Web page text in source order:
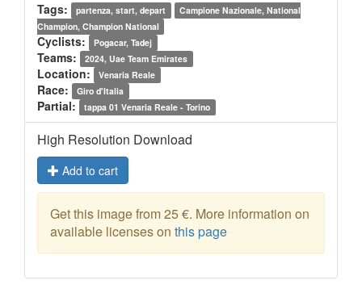
Tags: partenza, start, depart
Campione Nazionale, National
Champion, Champion National
Cyclists: Pogacar, Tadej
Teams: 2024, Uae Team Emirates
Location: Venaria Reale
Race: Giro d'Italia
Partial: tappa 01 Venaria Reale - Torino
High Resolution Download
Add to cart
Get this image from 25 €. More information on
available licenses on this page